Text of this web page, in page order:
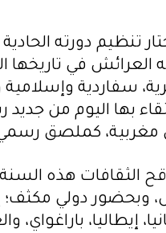
تنظيم دورته
العرائش في
سفاردية
بها اليوم من
كملصق رسمي
الثقافات هذه
إيطاليا،